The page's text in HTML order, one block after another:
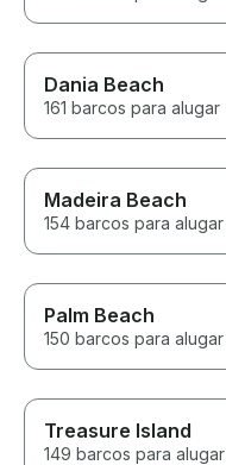
Dania Beach
161 barcos para alugar
Madeira Beach
154 barcos para alugar
Palm Beach
150 barcos para alugar
Treasure Island
149 barcos para alugar